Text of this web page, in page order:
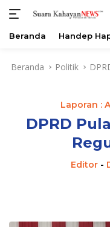
Beranda Handep
Beranda Politik
Laporan :
DPRD
Editor-